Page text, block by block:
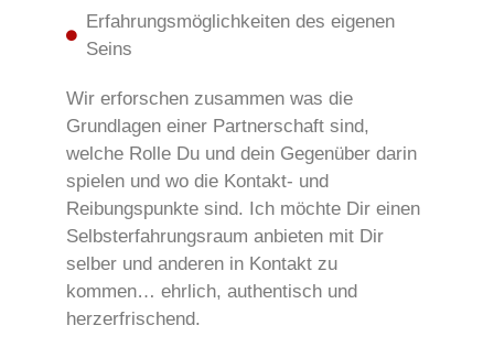
Erfahrungsmöglichkeiten des eigenen
Seins
Wir erforschen zusammen was die
Grundlagen einer Partnerschaft sind,
welche Rolle Du und dein Gegenüber darin
spielen und wo die Kontakt- und
Reibungspunkte sind. Ich möchte Dir einen
Selbsterfahrungsraum anbieten mit Dir
selber und anderen in Kontakt zu
kommen… ehrlich, authentisch und
herzerfrischend.